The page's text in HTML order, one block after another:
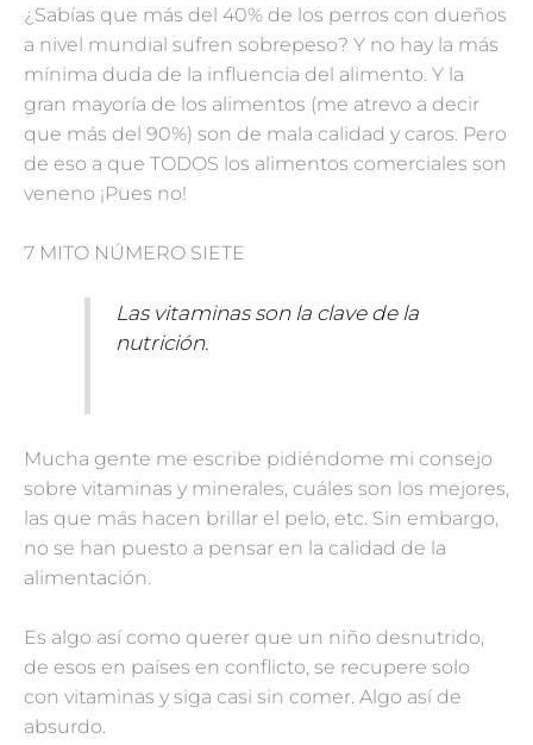
¿Sabías que más del 40% de los perros con dueños
a nivel mundial sufren sobrepeso? Y no hay la más
mínima duda de la influencia del alimento. Y la
gran mayoría de los alimentos (me atrevo a decir
que más del 90%) son de mala calidad y caros. Pero
de eso a que TODOS los alimentos comerciales son
veneno ¡Pues no!
7 MITO NÚMERO SIETE
Las vitaminas son la clave de la
nutrición.
Mucha gente me escribe pidiéndome mi consejo
sobre vitaminas y minerales, cuáles son los mejores,
las que más hacen brillar el pelo, etc. Sin embargo,
no se han puesto a pensar en la calidad de la
alimentación.
Es algo así como querer que un niño desnutrido,
de esos en países en conflicto, se recupere solo
con vitaminas y siga casi sin comer. Algo así de
absurdo.